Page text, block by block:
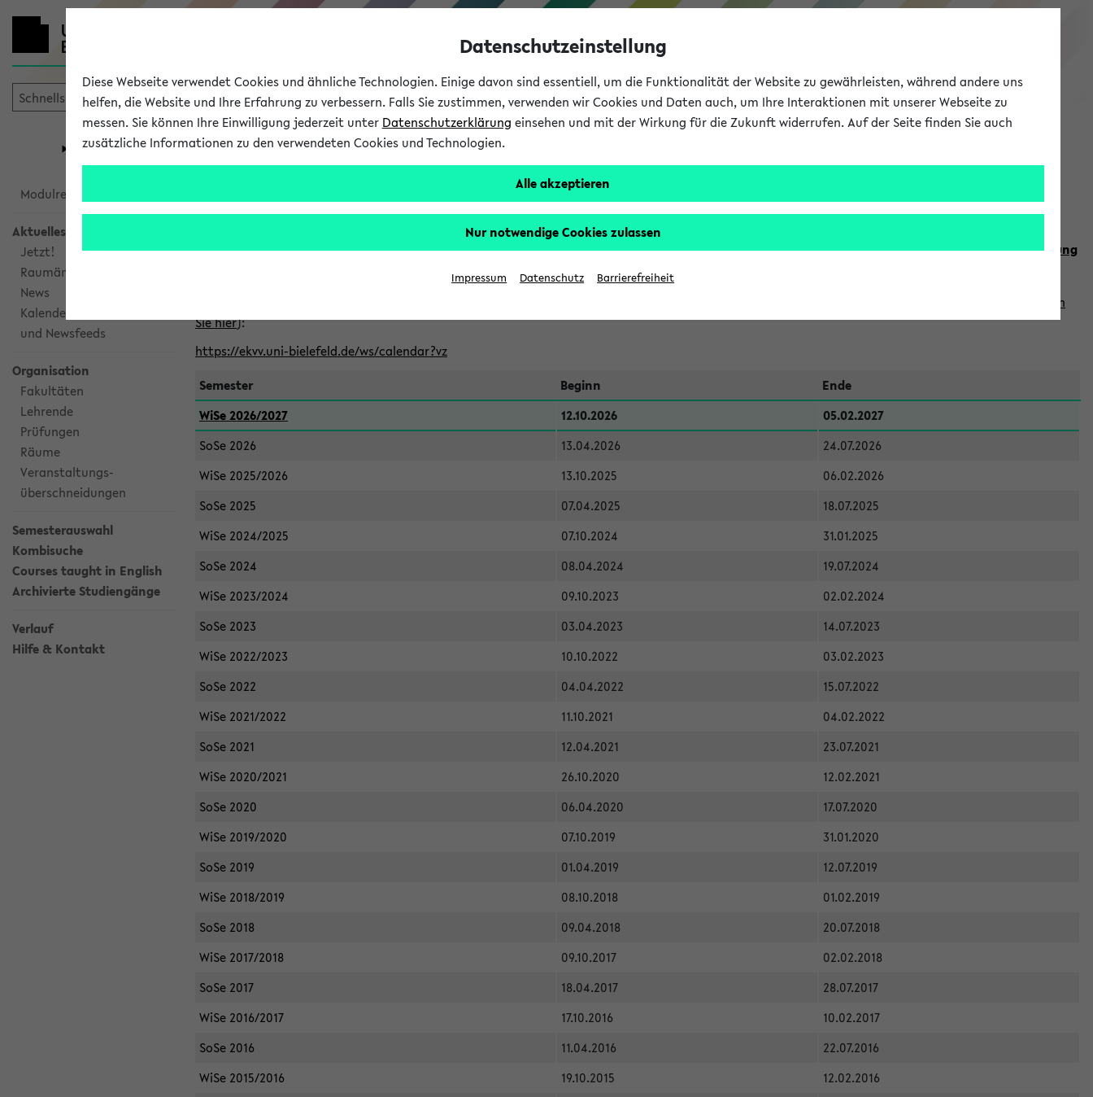
eKVV
Universität Forschung Studium
eKVV
Modulrecherche
Aktuelles
Jetzt!
Raumänderungen
News
Kalenderintegration
und Newsfeeds
Organisation
Fakultäten
Lehrende
Prüfungen
Räume
Veranstaltungs-
überschneidungen
Semesterauswahl
Kombisuche
Courses taught in English
Archivierte Studiengänge
Verlauf
Hilfe & Kontakt
Alle veröffentlichten Semester im eKVV
Klicken Sie auf das Semester, welches Sie für Ihre Sitzung auswählen möchten. Bitte beachten Sie auch die weiteren Termine imKalender der Lehrplanung
finden
Sie hier):
https://ekvv.uni-bielefeld.de/ws/calendar?vz
Semester
Beginn
Ende
WiSe 2026/2027
12.10.2026
05.02.2027
SoSe 2026
13.04.2026
24.07.2026
WiSe 2025/2026
13.10.2025
06.02.2026
SoSe 2025
07.04.2025
18.07.2025
WiSe 2024/2025
07.10.2024
31.01.2025
SoSe 2024
08.04.2024
19.07.2024
WiSe 2023/2024
09.10.2023
02.02.2024
SoSe 2023
03.04.2023
14.07.2023
WiSe 2022/2023
10.10.2022
03.02.2023
SoSe 2022
04.04.2022
15.07.2022
WiSe 2021/2022
11.10.2021
04.02.2022
SoSe 2021
12.04.2021
23.07.2021
WiSe 2020/2021
26.10.2020
12.02.2021
SoSe 2020
06.04.2020
17.07.2020
WiSe 2019/2020
07.10.2019
31.01.2020
SoSe 2019
01.04.2019
12.07.2019
WiSe 2018/2019
08.10.2018
01.02.2019
SoSe 2018
09.04.2018
20.07.2018
WiSe 2017/2018
09.10.2017
02.02.2018
SoSe 2017
18.04.2017
28.07.2017
WiSe 2016/2017
17.10.2016
10.02.2017
SoSe 2016
11.04.2016
22.07.2016
WiSe 2015/2016
19.10.2015
12.02.2016
Datenschutzeinstellung
Diese Webseite verwendet Cookies und ähnliche Technologien. Einige davon sind essentiell, um die Funktionalität der Website zu gewährleisten, während andere uns
helfen, die Website und Ihre Erfahrung zu verbessern. Falls Sie zustimmen, verwenden wir Cookies und Daten auch, um Ihre Interaktionen mit unserer Webseite zu
messen. Sie können Ihre Einwilligung jederzeit unter Datenschutzerklärung einsehen und mit der Wirkung für die Zukunft widerrufen. Auf der Seite finden Sie auch
zusätzliche Informationen zu den verwendeten Cookies und Technologien.
Alle akzeptieren
Nur notwendige Cookies zulassen
Impressum Datenschutz Barrierefreiheit